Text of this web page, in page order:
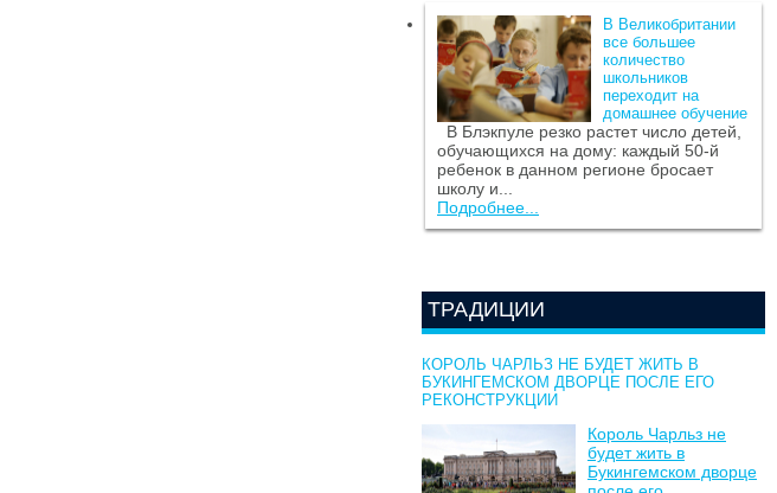
В Великобритании
все большее
количество
школьников
переходит на
домашнее обучение
В Блэкпуле резко растет число детей,
обучающихся на дому: каждый 50-й
ребенок в данном регионе бросает
школу и...
Подробнее...
ТРАДИЦИИ
КОРОЛЬ ЧАРЛЬЗ НЕ БУДЕТ ЖИТЬ В
БУКИНГЕМСКОМ ДВОРЦЕ ПОСЛЕ ЕГО
РЕКОНСТРУКЦИИ
Король Чарльз не
будет жить в
Букингемском дворце